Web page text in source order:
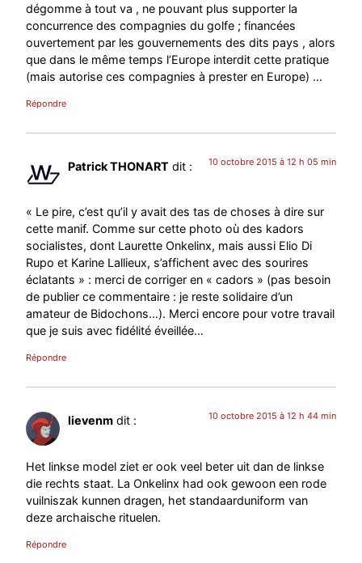
dégomme à tout va , ne pouvant plus supporter la
concurrence des compagnies du golfe ; financées
ouvertement par les gouvernements des dits pays , alors
que dans le même temps l’Europe interdit cette pratique
(mais autorise ces compagnies à prester en Europe) …
Répondre
Patrick THONART dit : 10 octobre 2015 à 12 h 05 min
« Le pire, c’est qu’il y avait des tas de choses à dire sur
cette manif. Comme sur cette photo où des kadors
socialistes, dont Laurette Onkelinx, mais aussi Elio Di
Rupo et Karine Lallieux, s’affichent avec des sourires
éclatants » : merci de corriger en « cadors » (pas besoin
de publier ce commentaire : je reste solidaire d’un
amateur de Bidochons…). Merci encore pour votre travail
que je suis avec fidélité éveillée…
Répondre
lievenm dit : 10 octobre 2015 à 12 h 44 min
Het linkse model ziet er ook veel beter uit dan de linkse
die rechts staat. La Onkelinx had ook gewoon een rode
vuilniszak kunnen dragen, het standaarduniform van
deze archaische rituelen.
Répondre